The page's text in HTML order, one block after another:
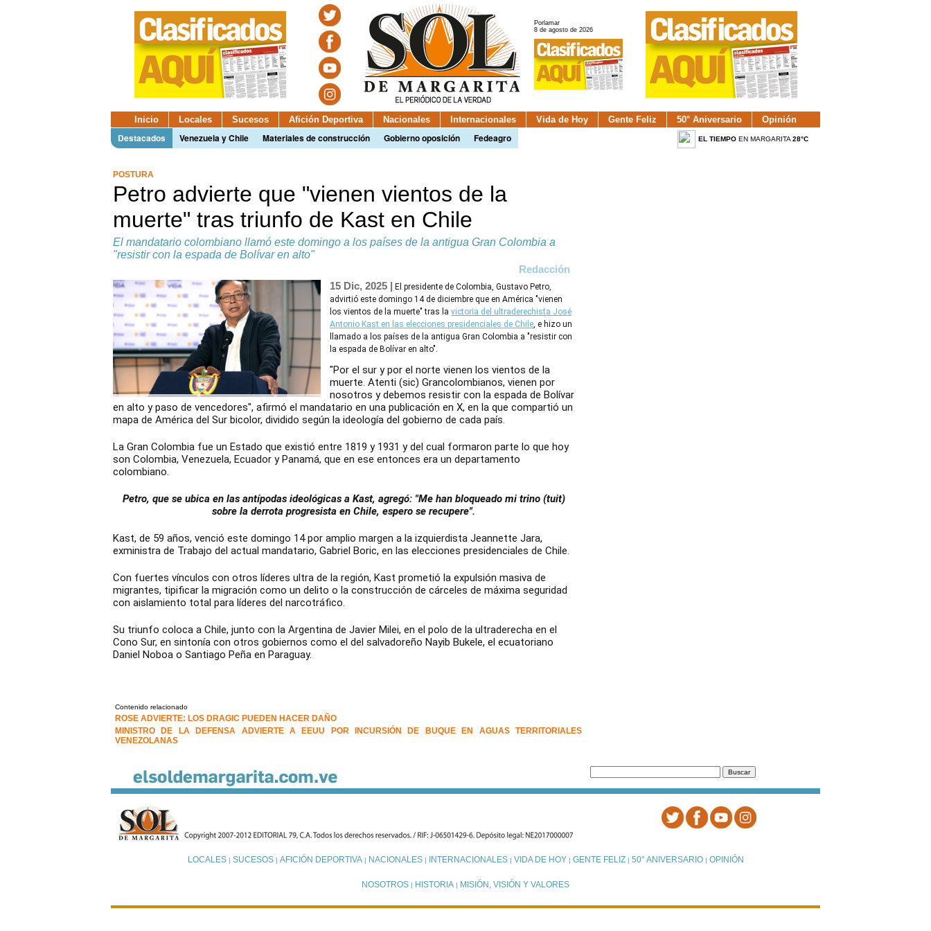
Porlamar
8 de agosto de 2026
Inicio Locales Sucesos Afición Deportiva Nacionales Internacionales Vida de Hoy Gente Feliz 50° Aniversario Opinión
Destacados Venezuela y Chile Materiales de construcción Gobierno oposición Fedeagro EL TIEMPOEN MARGARITA 28°C
POSTURA
Petro advierte que "vienen vientos de la
muerte" tras triunfo de Kast en Chile
El mandatario colombiano llamó este domingo a los países de la antigua Gran Colombia a
"resistir con la espada de Bolívar en alto"
Redacción
15 Dic, 2025 | El presidente de Colombia, Gustavo Petro,
advirtió este domingo 14 de diciembre que en América "vienen
los vientos de la muerte" tras lavictoria del ultraderechista José
Antonio Kast en las elecciones presidenciales de Chile, e hizo un
llamado a los países de la antigua Gran Colombia a "resistir con
la espada de Bolívar en alto".
"Por el sur y por el norte vienen los vientos de la
muerte. Atenti (sic) Grancolombianos, vienen por
nosotros y debemos resistir con la espada de Bolívar
en alto y paso de vencedores", afirmó el mandatario en una publicación en X, en la que compartió un
mapa de América del Sur bicolor, dividido según la ideología del gobierno de cada país.
La Gran Colombia fue un Estado que existió entre 1819 y 1931 y del cual formaron parte lo que hoy
son Colombia, Venezuela, Ecuador y Panamá, que en ese entonces era un departamento
colombiano.
Petro, que se ubica en las antípodas ideológicas a Kast, agregó: "Me han bloqueado mi trino (tuit)
sobre la derrota progresista en Chile, espero se recupere".
Kast, de 59 años, venció este domingo 14 por amplio margen a la izquierdista Jeannette Jara,
exministra de Trabajo del actual mandatario, Gabriel Boric, en las elecciones presidenciales de Chile.
Con fuertes vínculos con otros líderes ultra de la región, Kast prometió la expulsión masiva de
migrantes, tipificar la migración como un delito o la construcción de cárceles de máxima seguridad
con aislamiento total para líderes del narcotráfico.
Su triunfo coloca a Chile, junto con la Argentina de Javier Milei, en el polo de la ultraderecha en el
Cono Sur, en sintonía con otros gobiernos como el del salvadoreño Nayib Bukele, el ecuatoriano
Daniel Noboa o Santiago Peña en Paraguay.
Contenido relacionado
ROSE ADVIERTE: LOS DRAGIC PUEDEN HACER DAÑO
MINISTRO DE LA DEFENSA ADVIERTE A EEUU POR INCURSIÓN DE BUQUE EN AGUAS TERRITORIALES
VENEZOLANAS
LOCALES| SUCESOS| AFICIÓN DEPORTIVA| NACIONALES| INTERNACIONALES| VIDA DE HOY | GENTE FELIZ| 50° ANIVERSARIO| OPINIÓN
NOSOTROS | HISTORIA | MISIÓN, VISIÓN Y VALORES